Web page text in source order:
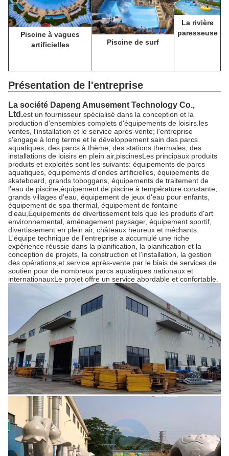
Piscine à vagues
artificielles
Piscine de surf
La rivière
paresseuse
Présentation de l'entreprise
La société Dapeng Amusement Technology Co.,
Ltd.est un fournisseur spécialisé dans la conception et la
production d'ensembles complets d'équipements de loisirs.les
ventes, l'installation et le service après-vente; l'entreprise
s'engage à long terme et le développement sain des parcs
aquatiques, des parcs à thème, des stations thermales, des
installations de loisirs en plein air,piscinesLes principaux produits
produits et exploités sont les suivants: équipements de parcs
aquatiques, équipements d'ondes artificielles, équipements de
skateboard, grands toboggans, équipements de traitement de
l'eau de piscine,équipement de piscine à température constante,
grands villages d'eau, équipement de jeux d'eau pour enfants,
équipement de spa thermal, équipement de fontaine
d'eau,Équipements de divertissement tels que les produits d'art
environnemental, aménagement paysager, équipement sportif,
divertissement en plein air, châteaux heureux et méchants.
L'équipe technique de l'entreprise a accumulé une riche
expérience réussie dans la planification, la planification et la
conception de projets, la construction et l'installation, la gestion
des opérations,et service après-vente par le biais de services de
soutien pour de nombreux parcs aquatiques nationaux et
internationauxLe projet offre un service abordable et confortable.